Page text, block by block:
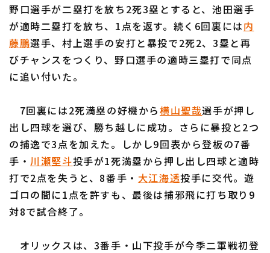
利用規約 プライバシーポリシー
運営会社（別ウィンドウで開く） よくある質問
野口選手が二塁打を放ち2死3塁とすると、池田選手
が適時二塁打を放ち、1点を返す。続く6回裏には内
藤鵬選手、村上選手の安打と暴投で2死2、3塁と再
びチャンスをつくり、野口選手の適時三塁打で同点
に追い付いた。
7回裏には2死満塁の好機から横山聖哉選手が押し
出し四球を選び、勝ち越しに成功。さらに暴投と2つ
の捕逸で3点を加えた。しかし9回表から登板の7番
手・川瀬堅斗投手が1死満塁から押し出し四球と適時
打で2点を失うと、8番手・ 大江海透投手に交代。遊
ゴロの間に1点を許すも、最後は捕邪飛に打ち取り9
対8で試合終了。
オリックスは、3番手・山下投手が今季二軍戦初登